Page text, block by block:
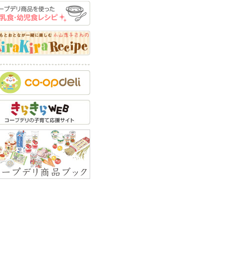
飲み物にまつわるQ&A
着替えにまつわるQ&A
パパと育児にまつわる
Q&A
母乳にまつわるQ&A
おでかけにまつわるQ&A
クセの矯正にまつわる
Q&A
しつけにまつわるQ&A
教育方針にまつわるQ&A
笑顔にまつわるQ&A
情緒教育にまつわるQ&A
安全対策にまつわるQ&A
習い事にまつわるQ&A
泣くことにまつわるQ&A
夏の食べ物にまつわる